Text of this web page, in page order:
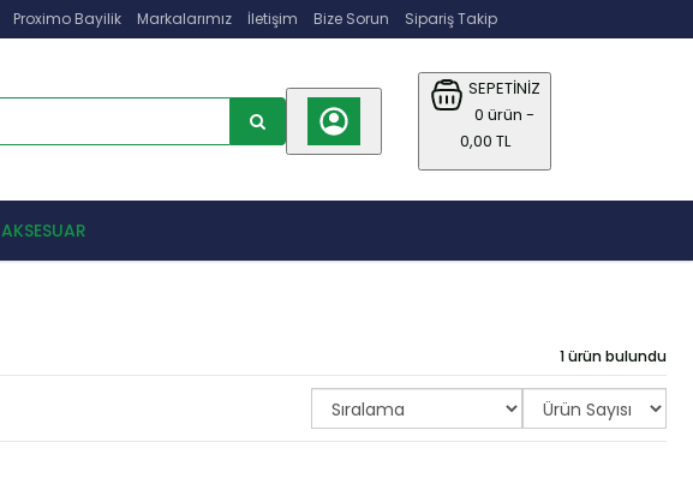
Proximo Bayilik Markalarımız İletişim Bize Sorun Sipariş Takip
SEPETİNİZ
0 ürün -
0,00 TL
AKSESUAR
1 ürün bulundu